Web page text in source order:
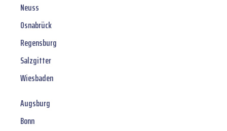
Neuss
Osnabrück
Regensburg
Salzgitter
Wiesbaden
Augsburg
Bonn